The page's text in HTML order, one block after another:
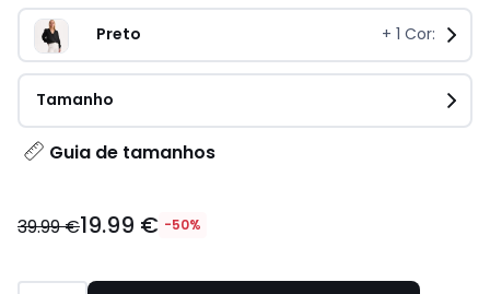
Preto + 1 Cor:
Tamanho
Guia de tamanhos
€
39.99 €19.99 € -50%